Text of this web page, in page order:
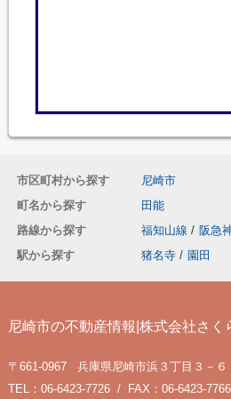
市区町村から探す
尼崎市
町名から探す
田能
路線から探す
福知山線 / 阪急
駅から探す
猪名寺 / 園田
尼崎市の不動産情報|株式会社さく
〒661-0967 兵庫県尼崎市浜３丁目３－６
TEL：06-6423-7726 / FAX：06-6423-7766